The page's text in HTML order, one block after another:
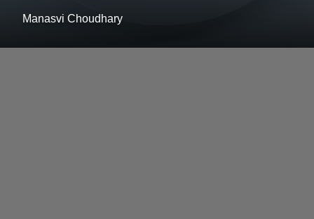
Manasvi Choudhary